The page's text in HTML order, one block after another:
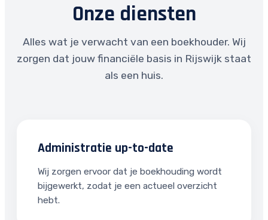
Onze diensten
Alles wat je verwacht van een boekhouder. Wij
zorgen dat jouw financiële basis in Rijswijk staat
als een huis.
Administratie up-to-date
Wij zorgen ervoor dat je boekhouding wordt
bijgewerkt, zodat je een actueel overzicht
hebt.